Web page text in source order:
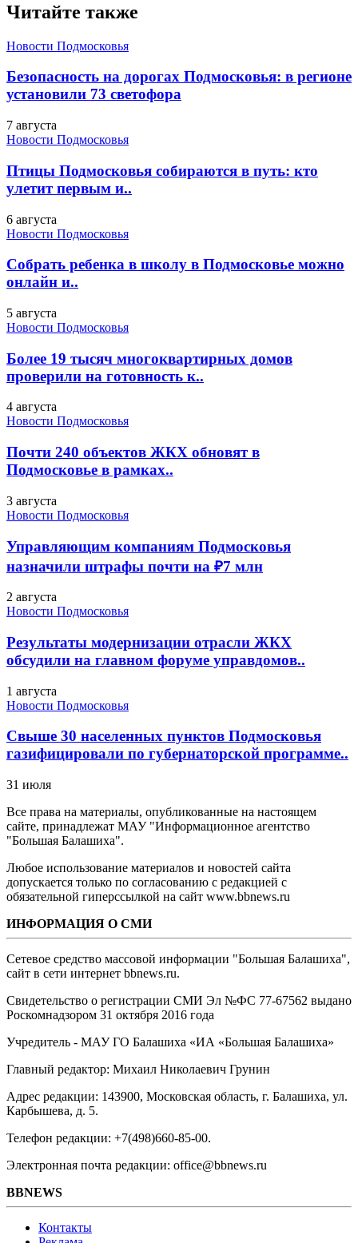
Читайте также
Новости Подмосковья
Безопасность на дорогах Подмосковья: в регионе
установили 73 светофора
7 августа
Новости Подмосковья
Птицы Подмосковья собираются в путь: кто
улетит первым и..
6 августа
Новости Подмосковья
Собрать ребенка в школу в Подмосковье можно
онлайн и..
5 августа
Новости Подмосковья
Более 19 тысяч многоквартирных домов
проверили на готовность к..
4 августа
Новости Подмосковья
Почти 240 объектов ЖКХ обновят в
Подмосковье в рамках..
3 августа
Новости Подмосковья
Управляющим компаниям Подмосковья
назначили штрафы почти на ₽7 млн
2 августа
Новости Подмосковья
Результаты модернизации отрасли ЖКХ
обсудили на главном форуме управдомов..
1 августа
Новости Подмосковья
Свыше 30 населенных пунктов Подмосковья
газифицировали по губернаторской программе..
31 июля
Все права на материалы, опубликованные на настоящем
сайте, принадлежат МАУ "Информационное агентство
"Большая Балашиха".
Любое использование материалов и новостей сайта
допускается только по согласованию с редакцией с
обязательной гиперссылкой на сайт www.bbnews.ru
ИНФОРМАЦИЯ О СМИ
Сетевое средство массовой информации "Большая Балашиха",
сайт в сети интернет bbnews.ru.
Свидетельство о регистрации СМИ Эл №ФС ‎77-67562 выдано
Роскомнадзором 31 октября 2016 года
Учредитель - МАУ ГО Балашиха «ИА «Большая Балашиха»
Главный редактор: Михаил Николаевич Грунин
Адрес редакции: 143900, Московская область, г. Балашиха, ул.
Карбышева, д. 5.
Телефон редакции: +7(498)660-85-00.
Электронная почта редакции: office@bbnews.ru
BBNEWS
Контакты